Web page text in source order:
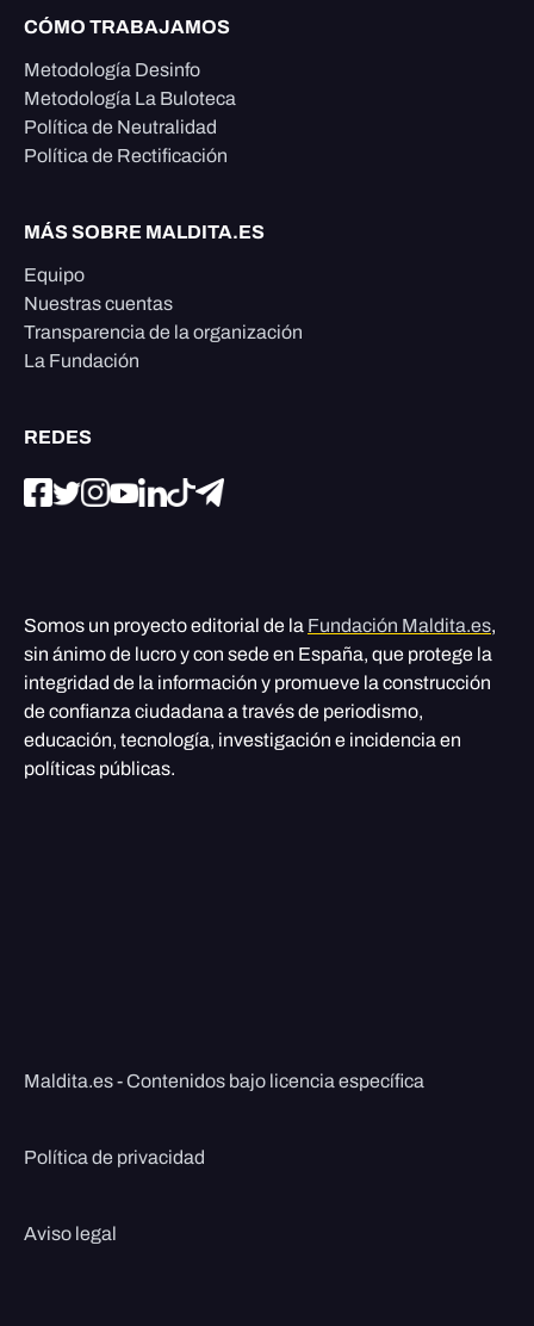
CÓMO TRABAJAMOS
Metodología Desinfo
Metodología La Buloteca
Política de Neutralidad
Política de Rectificación
MÁS SOBRE MALDITA.ES
Equipo
Nuestras cuentas
Transparencia de la organización
La Fundación
REDES
Somos un proyecto editorial de la Fundación Maldita.es,
sin ánimo de lucro y con sede en España, que protege la
integridad de la información y promueve la construcción
de confianza ciudadana a través de periodismo,
educación, tecnología, investigación e incidencia en
políticas públicas.
Maldita.es - Contenidos bajo licencia específica
Política de privacidad
Aviso legal